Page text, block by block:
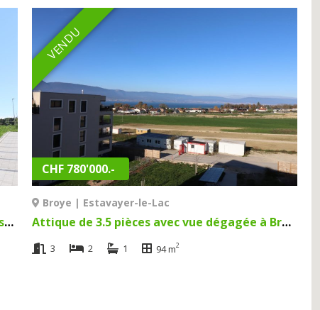
Appartement de 3.5 pièces neuf à Broye | Estavayer-le-Lac
VENDU
CHF 780'000.-
Broye | Estavayer-le-Lac
Attique de 3.5 pièces avec vue dégagée à Broye | Estavayer-le-Lac
3 2 1 94 m2